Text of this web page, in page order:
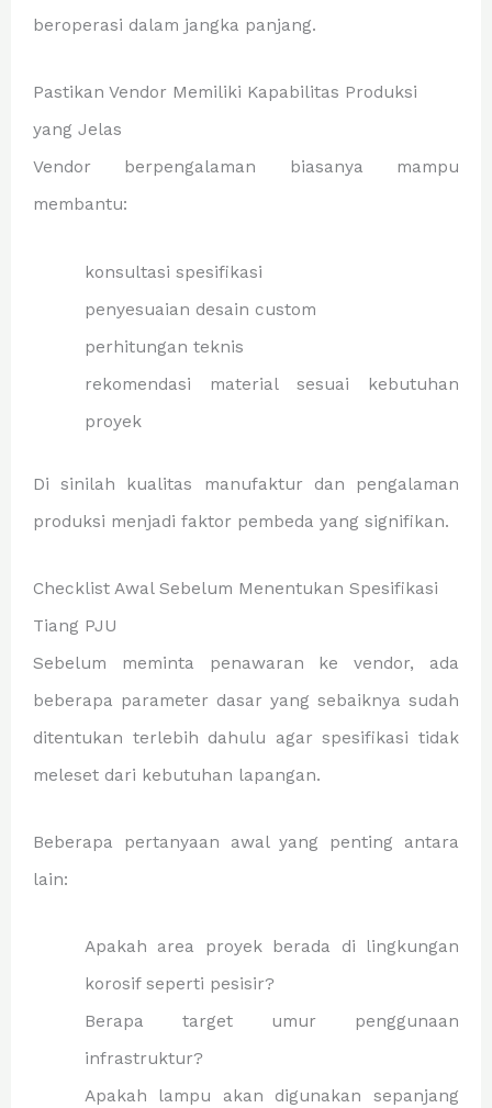
beroperasi dalam jangka panjang.
Pastikan Vendor Memiliki Kapabilitas Produksi
yang Jelas
Vendor berpengalaman biasanya mampu
membantu:
konsultasi spesifikasi
penyesuaian desain custom
perhitungan teknis
rekomendasi material sesuai kebutuhan
proyek
Di sinilah kualitas manufaktur dan pengalaman
produksi menjadi faktor pembeda yang signifikan.
Checklist Awal Sebelum Menentukan Spesifikasi
Tiang PJU
Sebelum meminta penawaran ke vendor, ada
beberapa parameter dasar yang sebaiknya sudah
ditentukan terlebih dahulu agar spesifikasi tidak
meleset dari kebutuhan lapangan.
Beberapa pertanyaan awal yang penting antara
lain:
Apakah area proyek berada di lingkungan
korosif seperti pesisir?
Berapa target umur penggunaan
infrastruktur?
Apakah lampu akan digunakan sepanjang